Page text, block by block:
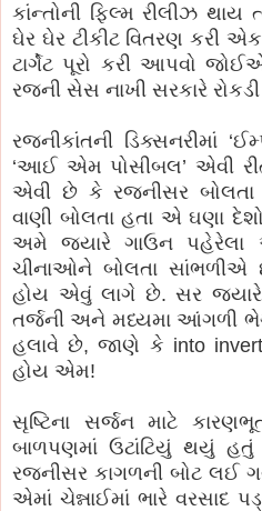
કાંન્તોની ફિલ્મ રીલીઝ થાય
ઘેર ઘેર ટીકીટ વિતરણ કરી
ટાર્ગેટ પૂરો કરી આપવો
રજની સેસ નાખી સરકારે
રજનીકાંતની ડિક્સનરીમાં
‘આઈ એમ પોસીબલ’ એવી
એવી છે કે રજનીસર બોલતા
વાણી બોલતા હતા એ ઘણા
અમે જયારે ગાઉન પહેરેલા
ચીનાઓને બોલતા સાંભળીએ
હોય એવું લાગે છે. સર જયારે
તર્જની અને મધ્યમા આંગળી
હલાવે છે, જાણે કે into
હોય એમ!
સૃષ્ટિના સર્જન માટે
બાળપણમાં ઉટાંટિયું થયું હતું
રજનીસર કાગળની બોટ લઈ
એમાં ચેન્નાઈમાં ભારે વરસાદ